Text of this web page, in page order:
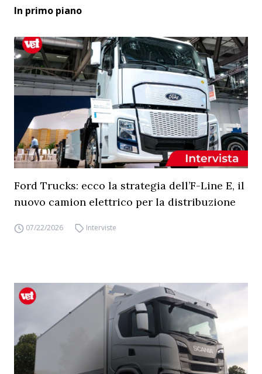
In primo piano
Ford Trucks: ecco la strategia dell’F-Line E, il
nuovo camion elettrico per la distribuzione
07/22/2026 Interviste